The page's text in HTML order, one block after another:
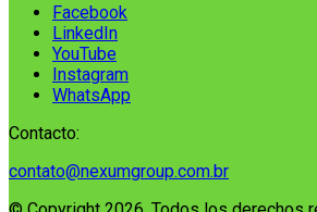
Facebook
LinkedIn
YouTube
Instagram
WhatsApp
Contacto:
contato@nexumgroup.com.br